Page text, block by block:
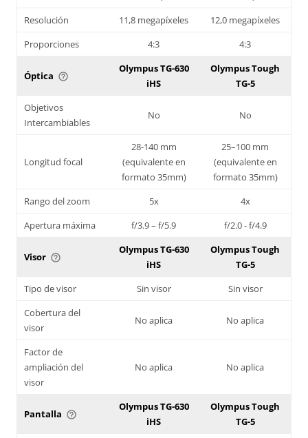
Resolución
11,8 megapíxeles
12,0 megapíxeles
Proporciones
4:3 4:3
Óptica help_outline
Olympus TG-630
iHS
Olympus Tough
TG-5
Objetivos
Intercambiables
No No
Longitud focal
28-140 mm
(equivalente en
formato 35mm)
25–100 mm
(equivalente en
formato 35mm)
Rango del zoom
5x
4x
Apertura máxima
f/3.9 – f/5.9 f/2.0 - f/4.9
Visor help_outline
Olympus TG-630
iHS
Olympus Tough
TG-5
Tipo de visor
Sin visor
Sin visor
Cobertura del
visor
No aplica No aplica
Factor de
ampliación del
visor
No aplica No aplica
Pantalla help_outline
Olympus TG-630
iHS
Olympus Tough
TG-5